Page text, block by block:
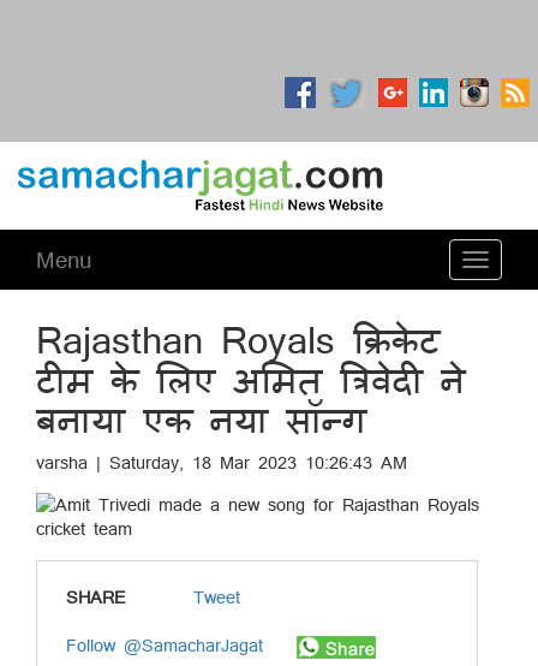
Toggle
Menu
Rajasthan Royals क्रिकेट
टीम के लिए अमित त्रिवेदी ने
बनाया एक नया सॉन्ग
varsha | Saturday, 18 Mar 2023 10:26:43 AM
SHARE
Tweet
Follow @SamacharJagat